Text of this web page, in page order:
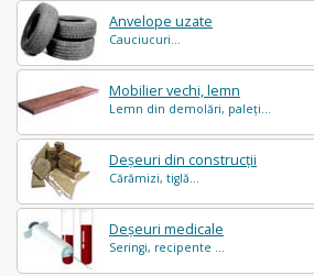
Anvelope uzate
Cauciucuri...
Mobilier vechi, lemn
Lemn din demolări, paleți...
Deșeuri din construcții
Cărămizi, tiglă...
Deșeuri medicale
Seringi, recipente ...